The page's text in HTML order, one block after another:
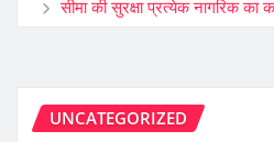
सीमा की सुरक्षा प्रत्येक नागरिक का
UNCATEGORIZED